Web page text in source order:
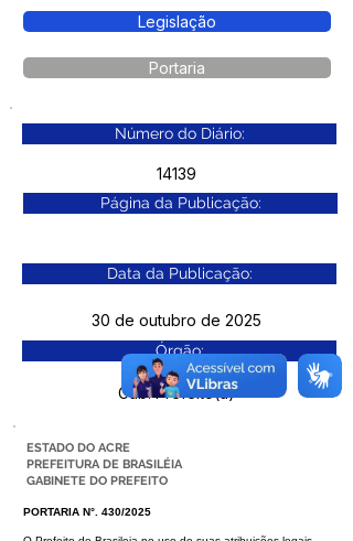
Legislação
Portaria
Número do Diário:
14139
Página da Publicação:
Data da Publicação:
30 de outubro de 2025
Órgão:
Gab. Prefeito(a)
ESTADO DO ACRE
PREFEITURA DE BRASILÉIA
GABINETE DO PREFEITO
PORTARIA N°. 430/2025